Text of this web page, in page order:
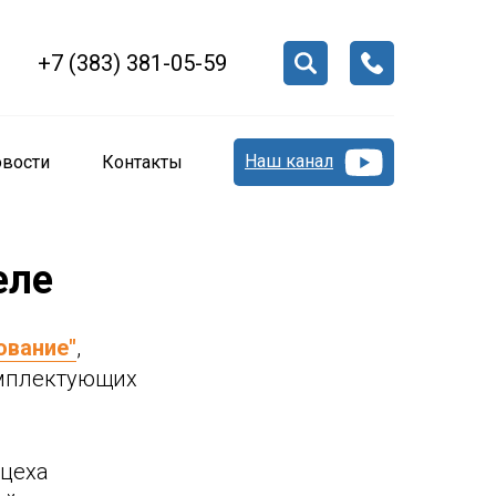
+7 (383) 381-05-59
Контакты Наш канал
,